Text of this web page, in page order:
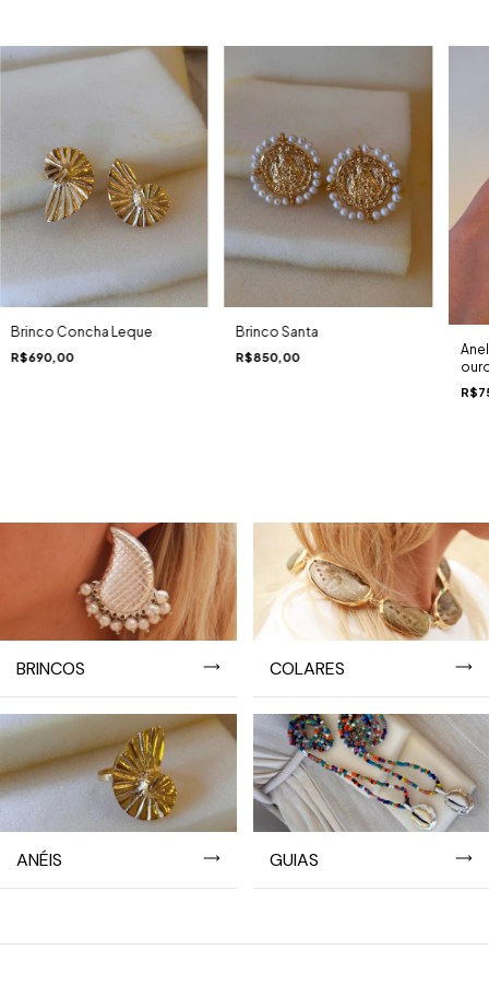
Brinco Concha Leque
R$690,00
Brinco Santa
R$850,00
BRINCOS COLARES
ANÉIS GUIAS